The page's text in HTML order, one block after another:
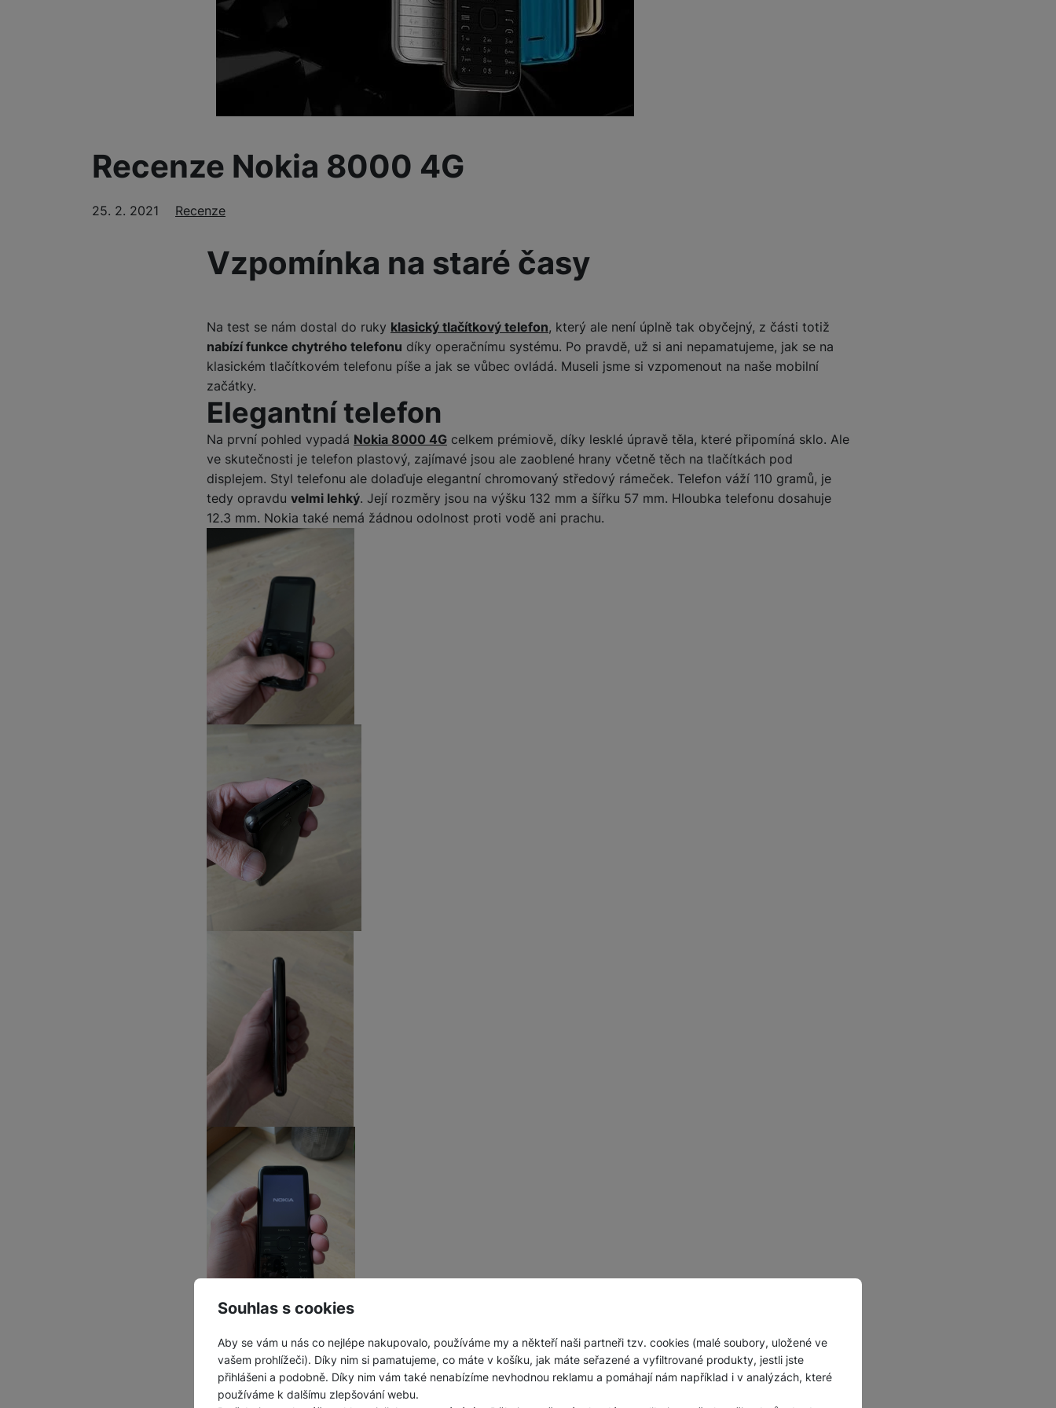
Souhlas s cookies
Aby se vám u nás co nejlépe nakupovalo, používáme my a někteří naši partneři tzv. cookies (malé soubory, uložené ve
vašem prohlížeči). Díky nim si pamatujeme, co máte v košíku, jak máte seřazené a vyfiltrované produkty, jestli jste
přihlášeni a podobně. Díky nim vám také nenabízíme nevhodnou reklamu a pomáhají nám například i v analýzách, které
používáme k dalšímu zlepšování webu.
Tablety
Foto
Péče o zdraví a tělo
Dárkové poukázky iSpace
Recenze Nokia 8000 4G
25. 2. 2021 Rubriky
Recenze
Vzpomínka na staré časy
Na test se nám dostal do ruky klasický tlačítkový telefon, který ale není úplně tak obyčejný, z části totiž
nabízí funkce chytrého telefonu díky operačnímu systému. Po pravdě, už si ani nepamatujeme, jak se na
klasickém tlačítkovém telefonu píše a jak se vůbec ovládá. Museli jsme si vzpomenout na naše mobilní
začátky.
Elegantní telefon
Na první pohled vypadá Nokia 8000 4G celkem prémiově, díky lesklé úpravě těla, které připomíná sklo. Ale
ve skutečnosti je telefon plastový, zajímavé jsou ale zaoblené hrany včetně těch na tlačítkách pod
displejem. Styl telefonu ale dolaďuje elegantní chromovaný středový rámeček. Telefon váží 110 gramů, je
tedy opravdu velmi lehký. Její rozměry jsou na výšku 132 mm a šířku 57 mm. Hloubka telefonu dosahuje
12.3 mm. Nokia také nemá žádnou odolnost proti vodě ani prachu.
Procesor a displej
V útrobách telefonuNokia 8000 4Gnajdetečipset Qualcomm Snapdragon 210,512 MB RAM a 4 GB
uživatelskou paměť
, kterou lze rozšířit dodatečnou paměťovou kartou o maximální velikosti 32 GB. Super